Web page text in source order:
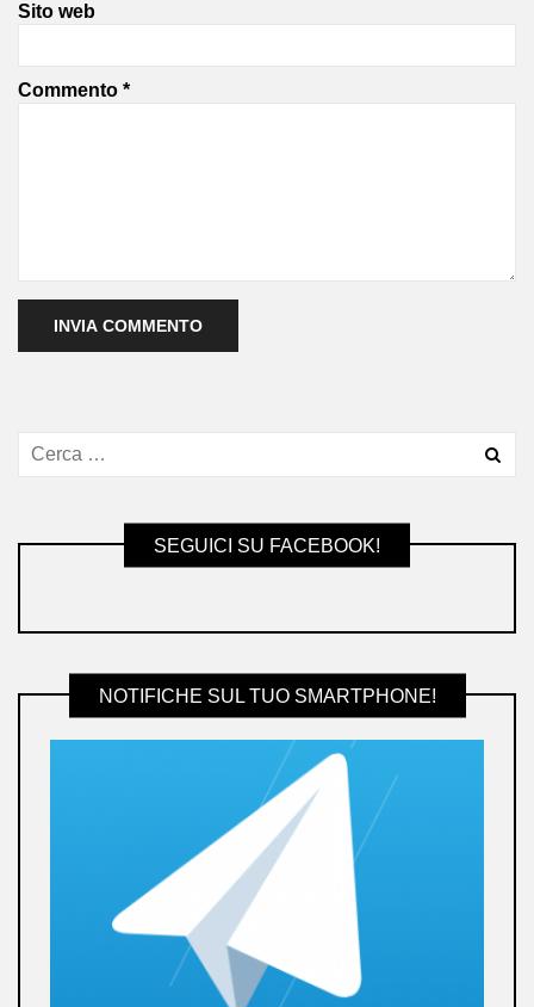
Sito web
Commento *
SEGUICI SU FACEBOOK!
NOTIFICHE SUL TUO SMARTPHONE!